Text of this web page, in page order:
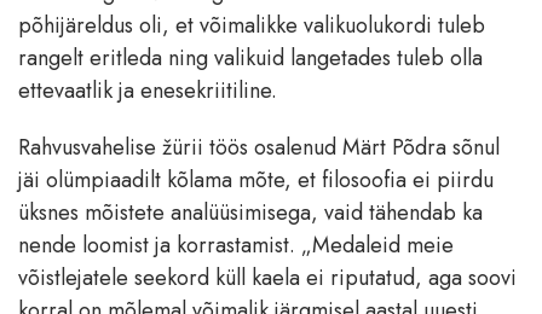
põhijäreldus oli, et võimalikke valikuolukordi tuleb
rangelt eritleda ning valikuid langetades tuleb olla
ettevaatlik ja enesekriitiline.
Rahvusvahelise žürii töös osalenud Märt Põdra sõnul
jäi olümpiaadilt kõlama mõte, et filosoofia ei piirdu
üksnes mõistete analüüsimisega, vaid tähendab ka
nende loomist ja korrastamist. „Medaleid meie
võistlejatele seekord küll kaela ei riputatud, aga soovi